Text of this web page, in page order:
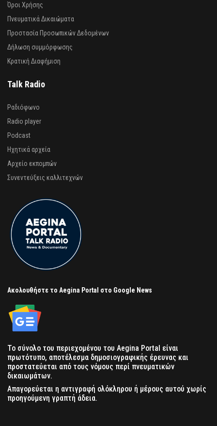
Όροι Χρήσης
Πνευματικά Δικαιώματα
Προστασία Προσωπικών Δεδομένων
Δήλωση συμμόρφωσης
Κρατική Διαφήμιση
Talk Radio
Ραδιόφωνο
Radio player
Podcast
Ηχητικά αρχεία
Αρχείο εκπομπών
Συνεντεύξεις καλλιτεχνών
Ακολουθήστε το Aegina Portal στο Google News
Το σύνολο του περιεχομένου του Aegina Portal είναι
πρωτότυπο, αποτέλεσμα δημοσιογραφικής έρευνας και
προστατεύεται από τους νόμους περί πνευματικών
δικαιωμάτων.
Απαγορεύεται η αντιγραφή ολόκληρου ή μέρους αυτού χωρίς
προηγούμενη γραπτή άδεια.